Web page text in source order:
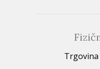
Trgovina